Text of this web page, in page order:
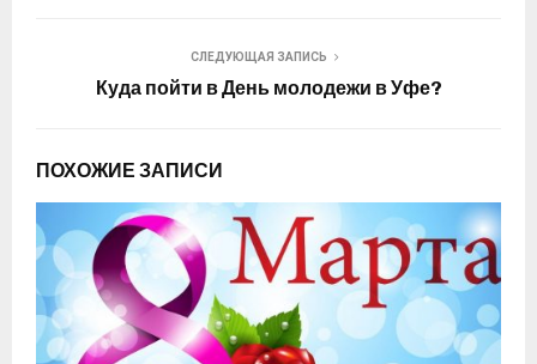
СЛЕДУЮЩАЯ ЗАПИСЬ
Куда пойти в День молодежи в Уфе?
ПОХОЖИЕ ЗАПИСИ